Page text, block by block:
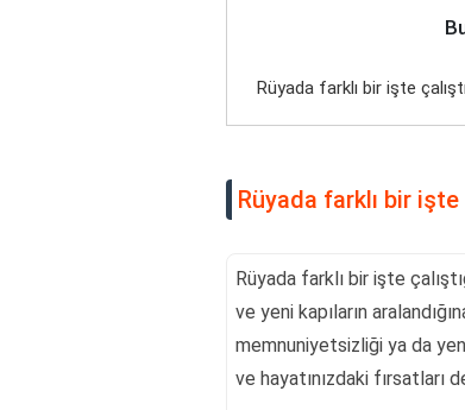
Rüyada farklı bir işte
Rüyada farklı bir işte
Rüyada farklı bir işte
ve yeni kapıların
memnuniyetsizliği ya da
ve hayatınızdaki fırsatları